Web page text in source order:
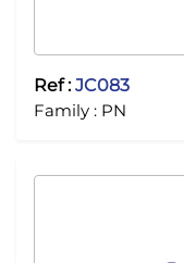
Ref :JC083
Family : PN